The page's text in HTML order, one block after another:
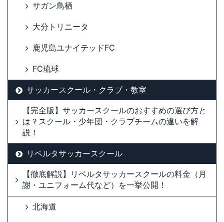
サガン鳥栖
大分トリニータ
鹿児島ユナイテッドFC
FC琉球
サッカースクール・クラブ・教室
【完全版】サッカースクールのおすすめの選び方と
は？スクール・少年団・クラブチームの違いを解
説！
リベルタサッカースクール
【徹底解説】リベルタサッカースクールの料金（月
謝・ユニフォーム代など）を一挙公開！
北海道